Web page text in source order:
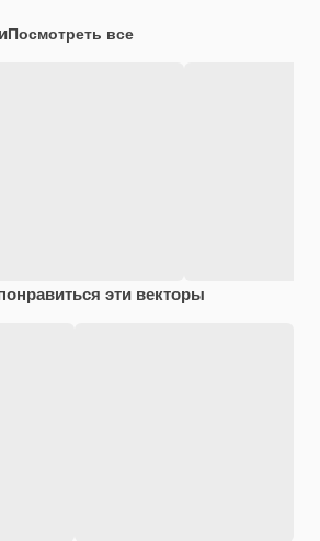
Посмотреть все
эти векторы